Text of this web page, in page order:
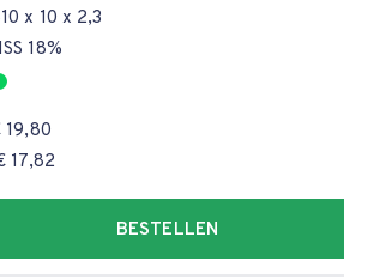
x 10 x 2,3
18%
19,80
17,82
BESTELLEN